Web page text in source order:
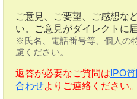
ご意見、ご要望、ご感想な
い。ご意見がダイレクトに
※氏名、電話番号等、個人の
慮ください。
返答が必要なご質問は IPO
合わせよりご連絡ください。